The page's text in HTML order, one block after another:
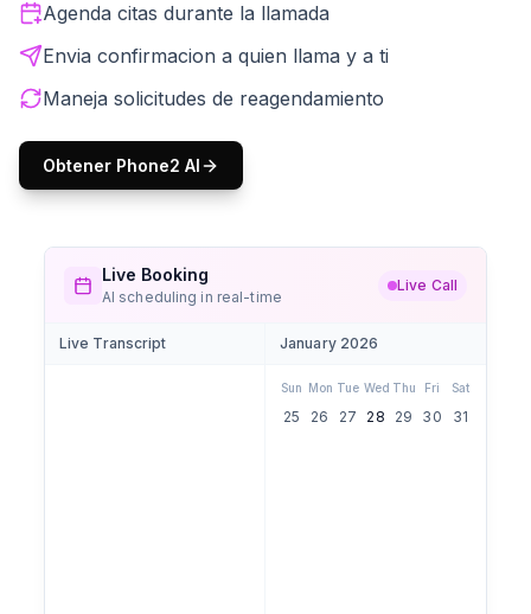
Live Booking
AI scheduling in real-time
Live Call
Live Transcript January 2026
Sun Mon Tue Wed Thu Fri Sat
25 26 27 28 29 30 31
Agenda citas durante la llamada
Envia confirmacion a quien llama y a ti
Maneja solicitudes de reagendamiento
Obtener Phone2 AI